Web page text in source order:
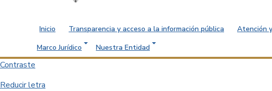
Inicio Transparencia y acceso a la información pública Atención
Marco Jurídico
Nuestra Entidad
Contraste
Reducir letra